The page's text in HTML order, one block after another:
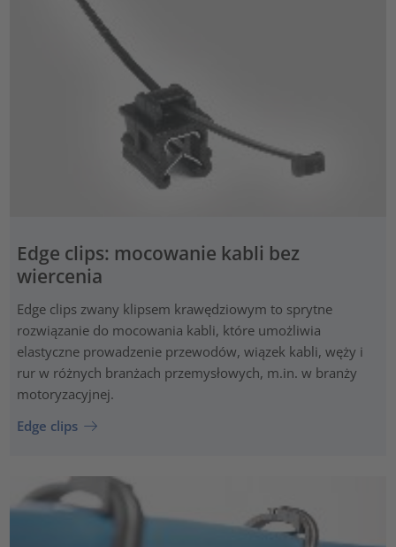
Edge clips: mocowanie kabli bez
wiercenia
Edge clips zwany klipsem krawędziowym to sprytne
rozwiązanie do mocowania kabli, które umożliwia
elastyczne prowadzenie przewodów, wiązek kabli, węży i
rur w różnych branżach przemysłowych, m.in. w branży
motoryzacyjnej.
Edge clips